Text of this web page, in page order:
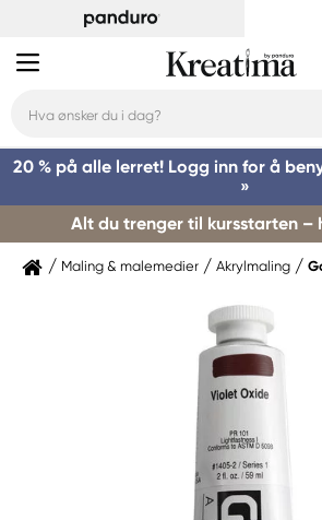
20 % på alle lerret! Logg inn for å
»
Alt du trenger til kursstarten –
Maling & malemedier Akrylmaling